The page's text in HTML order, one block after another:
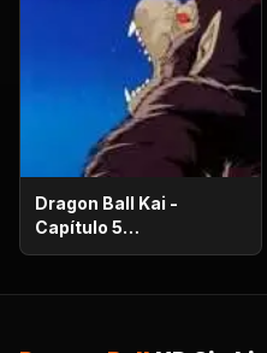
Dragon Ball Kai -
Capítulo 5
¡Supervivencia en el
luna llena despierta a